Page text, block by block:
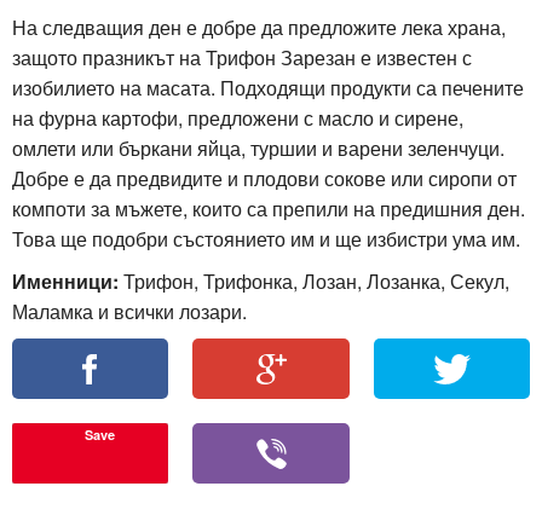
На следващия ден е добре да предложите лека храна,
защото празникът на Трифон Зарезан е известен с
изобилието на масата. Подходящи продукти са печените
на фурна картофи, предложени с масло и сирене,
омлети или бъркани яйца, туршии и варени зеленчуци.
Добре е да предвидите и плодови сокове или сиропи от
компоти за мъжете, които са препили на предишния ден.
Това ще подобри състоянието им и ще избистри ума им.
Именници: Трифон, Трифонка, Лозан, Лозанка, Секул,
Маламка и всички лозари.
Save